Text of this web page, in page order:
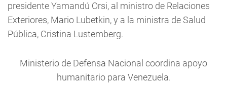
presidente Yamandú Orsi, al ministro de Relaciones
Exteriores, Mario Lubetkin, y a la ministra de Salud
Pública, Cristina Lustemberg.
Ministerio de Defensa Nacional coordina apoyo
humanitario para Venezuela.